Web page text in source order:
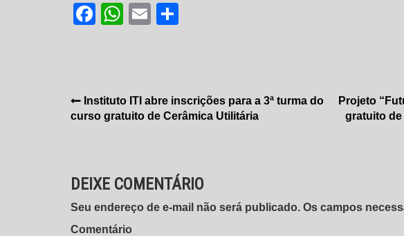
Facebook
WhatsApp
Email
Navegação
de
Instituto ITI abre inscrições para a 3ª turma do
curso gratuito de Cerâmica Utilitária
Projeto
gratuito de
DEIXE COMENTÁRIO
Seu endereço de e-mail não será publicado. Os campos
Comentário